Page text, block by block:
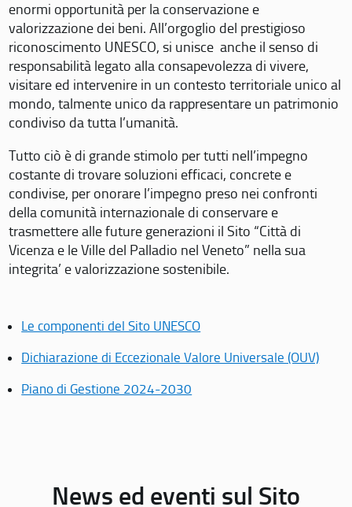
enormi opportunità per la conservazione e
valorizzazione dei beni. All’orgoglio del prestigioso
riconoscimento UNESCO, si unisce anche il senso di
responsabilità legato alla consapevolezza di vivere,
visitare ed intervenire in un contesto territoriale unico al
mondo, talmente unico da rappresentare un patrimonio
condiviso da tutta l’umanità.
Tutto ciò è di grande stimolo per tutti nell’impegno
costante di trovare soluzioni efficaci, concrete e
condivise, per onorare l’impegno preso nei confronti
della comunità internazionale di conservare e
trasmettere alle future generazioni il Sito “Città di
Vicenza e le Ville del Palladio nel Veneto” nella sua
integrita’ e valorizzazione sostenibile.
Le componenti del Sito UNESCO
Dichiarazione di Eccezionale Valore Universale (OUV)
Piano di Gestione 2024-2030
News ed eventi sul Sito